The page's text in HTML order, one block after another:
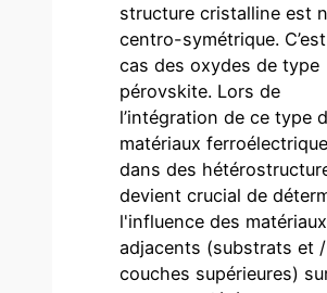
structure cristalline est
centro-symétrique.
cas des oxydes de type
pérovskite. Lors de
l’intégration de ce type
matériaux
dans des
devient crucial de
l'influence des matériaux
adjacents (substrats et
couches supérieures)